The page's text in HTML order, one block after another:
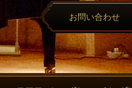
お問い合わせ